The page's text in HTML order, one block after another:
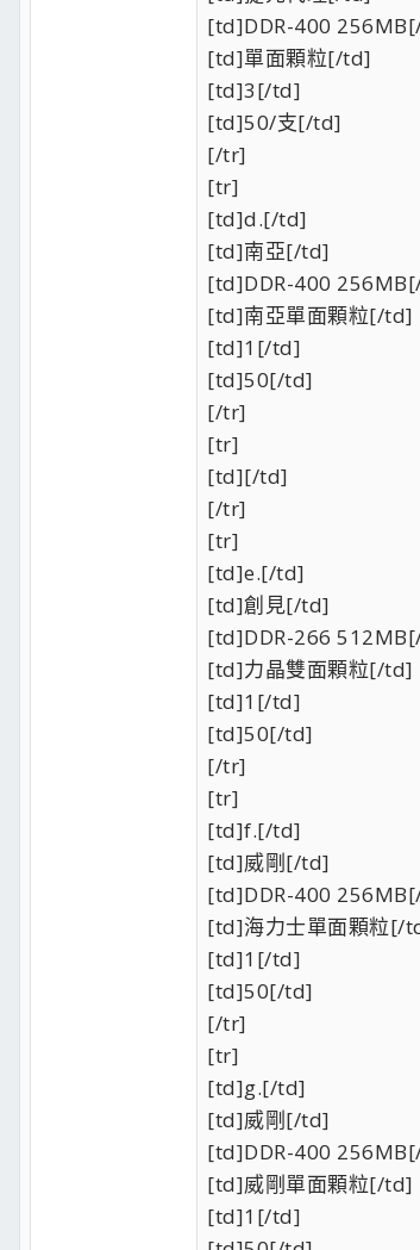
[td]DDR-400
[td]單面顆粒[/td]
[td]3[/td]
[td]50/支[/td]
[/tr]
[tr]
[td]d.[/td]
[td]南亞[/td]
[td]DDR-400
[td]南亞單面顆粒[/td]
[td]1[/td]
[td]50[/td]
[/tr]
[tr]
[td][/td]
[/tr]
[tr]
[td]e.[/td]
[td]創見[/td]
[td]DDR-266
[td]力晶雙面顆粒[/td]
[td]1[/td]
[td]50[/td]
[/tr]
[tr]
[td]f.[/td]
[td]威剛[/td]
[td]DDR-400
[td]海力士單面顆粒[/
[td]1[/td]
[td]50[/td]
[/tr]
[tr]
[td]g.[/td]
[td]威剛[/td]
[td]DDR-400
[td]威剛單面顆粒[/td]
[td]1[/td]